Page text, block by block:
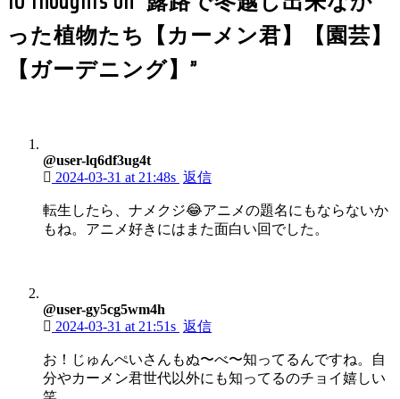
った植物たち【カーメン君】【園芸】
【ガーデニング】 ”
@user-lq6df3ug4t
2024-03-31 at 21:48s 返信
転生したら、ナメクジ😂アニメの題名にもならないか
もね。アニメ好きにはまた面白い回でした。
@user-gy5cg5wm4h
2024-03-31 at 21:51s 返信
お！じゅんぺいさんもぬ〜べ〜知ってるんですね。自
分やカーメン君世代以外にも知ってるのチョイ嬉しい